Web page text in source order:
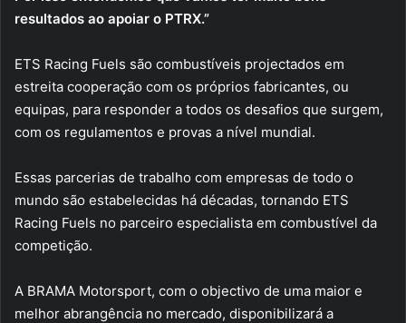
resultados ao apoiar o PTRX.”
ETS Racing Fuels são combustíveis projectados em
estreita cooperação com os próprios fabricantes, ou
equipas, para responder a todos os desafios que surgem,
com os regulamentos e provas a nível mundial.
Essas parcerias de trabalho com empresas de todo o
mundo são estabelecidas há décadas, tornando ETS
Racing Fuels no parceiro especialista em combustível da
competição.
A BRAMA Motorsport, com o objectivo de uma maior e
melhor abrangência no mercado, disponibilizará a